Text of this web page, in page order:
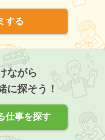
する
ながら
に探そう！
仕事を探す